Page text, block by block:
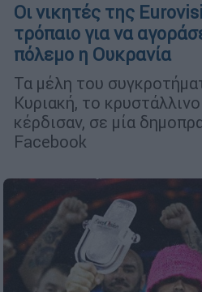
Oι νικητές της
τρόπαιο για να
πόλεμο η Ουκρανία
Τα μέλη του
Κυριακή, το
κέρδισαν, σε μία
Facebook